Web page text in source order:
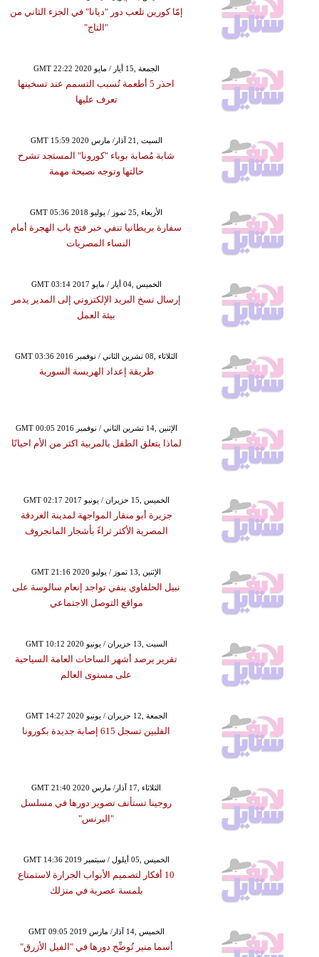
إمّا كورين تلعب دور "ديانا" في الجزء الثاني من
"التاج"
GMT 22:22 2020 الجمعة ,15 أيار / مايو
احذر 5 أطعمة تُسبب التسمم عند تسخينها
تعرف عليها
GMT 15:59 2020 السبت ,21 آذار/ مارس
شابة مُصابة بوباء "كورونا" المستجد تشرح
حالتها وتوجه نصيحة مهمة
GMT 05:36 2018 الأربعاء ,25 تموز / يوليو
سفارة بريطانيا تنفي خبر فتح باب الهجرة أمام
النساء المصريات
GMT 03:14 2017 الخميس ,04 أيار / مايو
إرسال نسخ البريد الإلكتروني إلى المدير يدمر
بيئة العمل
GMT 03:36 2016 الثلاثاء ,08 تشرين الثاني / نوفمبر
طريقة إعداد الهريسة السورية
GMT 00:05 2016 الإثنين ,14 تشرين الثاني / نوفمبر
لماذا يتعلق الطفل بالمربية اكثر من الأم احيانًا
GMT 02:17 2017 الخميس ,15 حزيران / يونيو
جزيرة أبو منقار المواجهة لمدينة الغردقة
المصرية الأكثر ثراءً بأشجار المانجروف
GMT 21:16 2020 الإثنين ,13 تموز / يوليو
نبيل الحلفاوي ينفي تواجد إنعام سالوسة على
مواقع التوصل الاجتماعي
GMT 10:12 2020 السبت ,13 حزيران / يونيو
تقرير يرصد أشهر الساحات العامة السياحية
على مستوى العالم
GMT 14:27 2020 الجمعة ,12 حزيران / يونيو
الفلبين تسجل 615 إصابة جديدة بكورونا
GMT 21:40 2020 الثلاثاء ,17 آذار/ مارس
روجينا تستأنف تصوير دورها في مسلسل
"البرنس"
GMT 14:36 2019 الخميس ,05 أيلول / سبتمبر
10 أفكار لتصميم الأبواب الجرارة لاستمتاع
بلمسة عصرية في منزلك
GMT 09:05 2019 الخميس ,14 آذار/ مارس
أسما منير تُوضِّح دورها في "الفيل الأزرق"